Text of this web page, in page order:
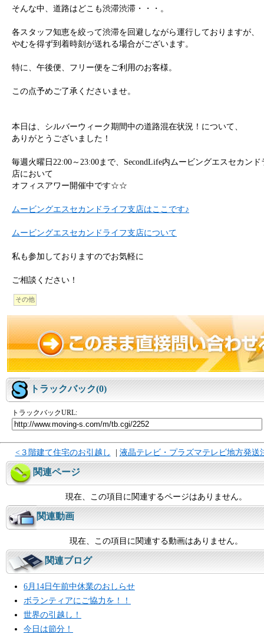
そんな中、道路はどこも渋滞渋滞・・・。
各スタッフ知恵を絞って渋滞を回避しながら運行しておりますが、
やむを得ず到着時刻が送れる場合がございます。
特に、午後便、フリー便をご利用のお客様。
この点予めご了承くださいませ。
本日は、シルバーウィーク期間中の道路混在状況！について、
ありがとうございました！
毎週火曜日22:00～23:00まで、SecondLife内ムービングエスセカンド
店において
オフィスアワー開催中です☆☆
ムービングエスセカンドライフ支店はここです♪
ムービングエスセカンドライフ支店について
私も参加しておりますのでお気軽に
ご相談ください！
その他
トラックバック(0)
トラックバックURL:
<３階建て住宅のお引越し | 液晶テレビ・プラズマテレビ地方発送
関連ページ
現在、この項目に関連するページはありません。
関連動画
現在、この項目に関連する動画はありません。
関連ブログ
6月14日午前中休業のおしらせ
ボランティアにご協力を！！
世界の引越し！
今日は節分！